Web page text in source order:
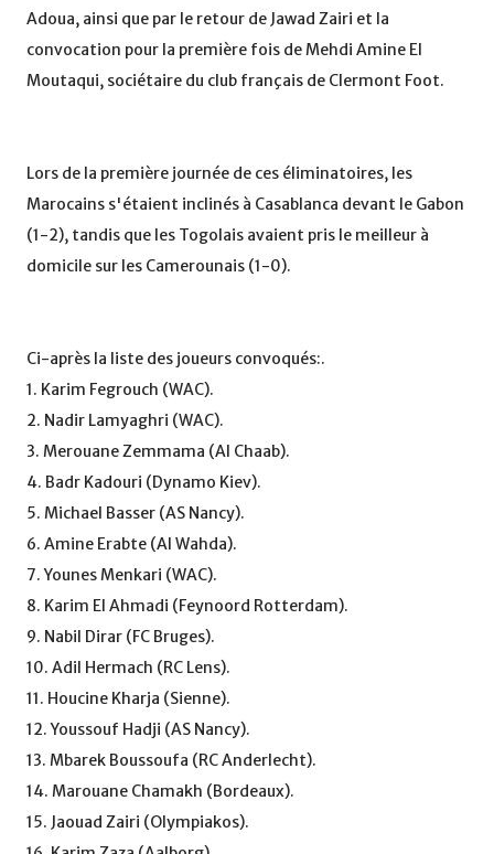
Adoua, ainsi que par le retour de Jawad Zairi et la
convocation pour la première fois de Mehdi Amine El
Moutaqui, sociétaire du club français de Clermont Foot.
Lors de la première journée de ces éliminatoires, les
Marocains s'étaient inclinés à Casablanca devant le Gabon
(1-2), tandis que les Togolais avaient pris le meilleur à
domicile sur les Camerounais (1-0).
Ci-après la liste des joueurs convoqués:.
1. Karim Fegrouch (WAC).
2. Nadir Lamyaghri (WAC).
3. Merouane Zemmama (Al Chaab).
4. Badr Kadouri (Dynamo Kiev).
5. Michael Basser (AS Nancy).
6. Amine Erabte (Al Wahda).
7. Younes Menkari (WAC).
8. Karim El Ahmadi (Feynoord Rotterdam).
9. Nabil Dirar (FC Bruges).
10. Adil Hermach (RC Lens).
11. Houcine Kharja (Sienne).
12. Youssouf Hadji (AS Nancy).
13. Mbarek Boussoufa (RC Anderlecht).
14. Marouane Chamakh (Bordeaux).
15. Jaouad Zairi (Olympiakos).